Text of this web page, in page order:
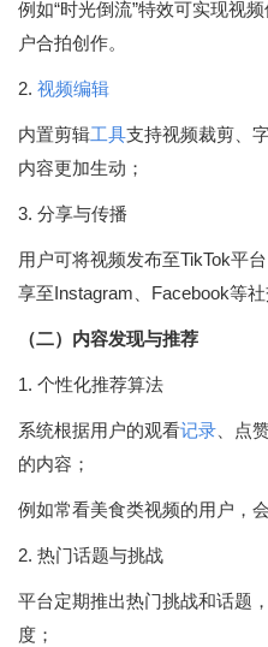
例如“时光倒流”特效可实现视
户合拍创作。
2. 视频编辑
内置剪辑工具支持视频裁剪、
内容更加生动；
3. 分享与传播
用户可将视频发布至TikTok平
享至Instagram、Facebook等
（二）内容发现与推荐
1. 个性化推荐算法
系统根据用户的观看记录 、点
的内容；
例如常看美食类视频的用户，
2. 热门话题与挑战
平台定期推出热门挑战和话题
度；